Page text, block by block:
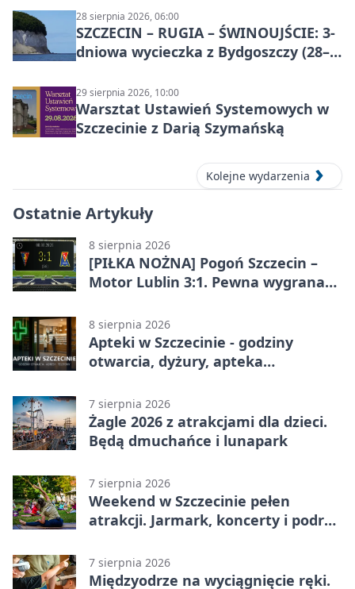
28 sierpnia 2026, 06:00
SZCZECIN – RUGIA – ŚWINOUJŚCIE: 3-
dniowa wycieczka z Bydgoszczy (28–
29 sierpnia 2026, 10:00
Warsztat Ustawień Systemowych w
Szczecinie z Darią Szymańską
Kolejne wydarzenia
Ostatnie Artykuły
8 sierpnia 2026
[PIŁKA NOŻNA] Pogoń Szczecin –
Motor Lublin 3:1. Pewna wygrana
8 sierpnia 2026
Apteki w Szczecinie - godziny
otwarcia, dyżury, apteka
7 sierpnia 2026
Żagle 2026 z atrakcjami dla dzieci.
Będą dmuchańce i lunapark
7 sierpnia 2026
Weekend w Szczecinie pełen
atrakcji. Jarmark, koncerty i podróż
7 sierpnia 2026
Międzyodrze na wyciągnięcie ręki.